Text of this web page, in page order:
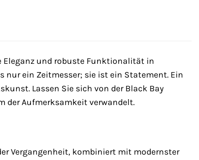
Eleganz und robuste Funktionalität in
nur ein Zeitmesser; sie ist ein Statement. Ein
Lassen Sie sich von der Black Bay
der Aufmerksamkeit verwandelt.
Vergangenheit, kombiniert mit modernster